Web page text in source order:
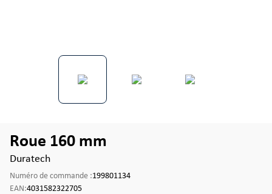
Roue 160 mm
Duratech
Numéro de commande :199801134
EAN:4031582322705